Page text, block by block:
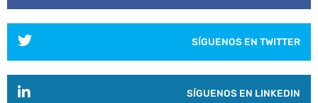
SÍGUENOS EN TWITTER
SÍGUENOS EN LINKEDIN